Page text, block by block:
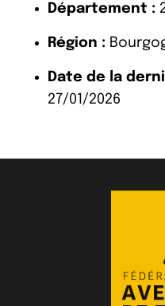
Département :
Région :
Date de la
27/01/2026